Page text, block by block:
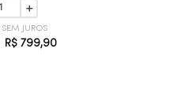
＋
R$ 799,90